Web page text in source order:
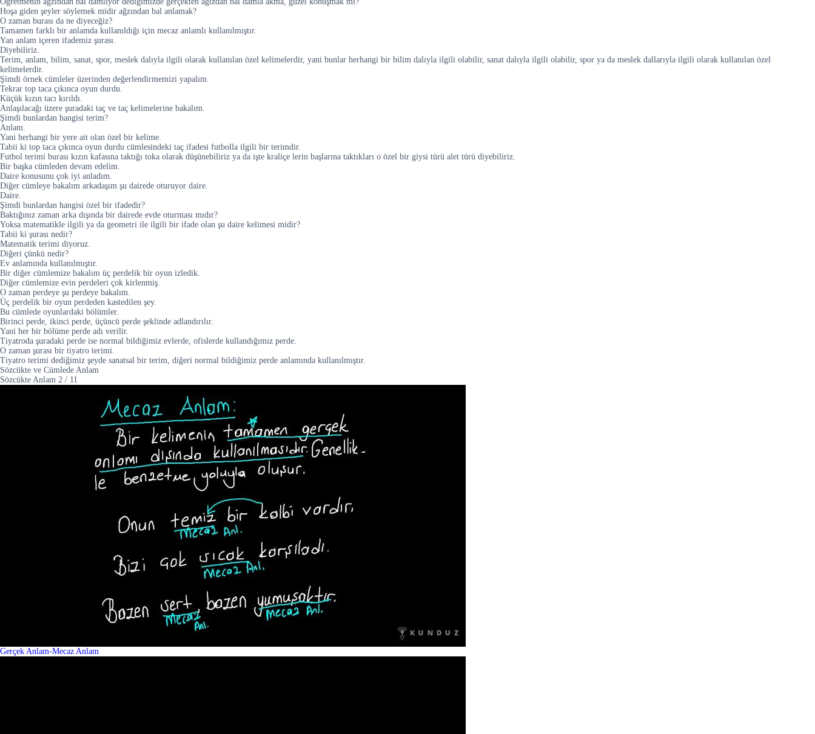
Hoşa giden şeyler söylemek midir ağzından bal anlamak?
O zaman burası da ne diyeceğiz?
Tamamen farklı bir anlamda kullanıldığı için mecaz anlamlı kullanılmıştır.
Yan anlam içeren ifademiz şurası.
Diyebiliriz.
Terim, anlam, bilim, sanat, spor, meslek dalıyla ilgili olarak kullanılan özel kelimelerdir, yani bunlar herhangi bir bilim dalıyla ilgili olabilir, sanat dalıyla ilgili olabilir, spor ya da meslek dallarıyla ilgili olarak kullanılan özel
kelimelerdir.
Şimdi örnek cümleler üzerinden değerlendirmemizi yapalım.
Tekrar top taca çıkınca oyun durdu.
Küçük kızın tacı kırıldı.
Anlaşılacağı üzere şuradaki taç ve taç kelimelerine bakalım.
Şimdi bunlardan hangisi terim?
Anlam.
Yani herhangi bir yere ait olan özel bir kelime.
Tabii ki top taca çıkınca oyun durdu cümlesindeki taç ifadesi futbolla ilgili bir terimdir.
Futbol terimi burası kızın kafasına taktığı toka olarak düşünebiliriz ya da işte kraliçe lerin başlarına taktıkları o özel bir giysi türü alet türü diyebiliriz.
Bir başka cümleden devam edelim.
Daire konusunu çok iyi anladım.
Diğer cümleye bakalım arkadaşım şu dairede oturuyor daire.
Daire.
Şimdi bunlardan hangisi özel bir ifadedir?
Baktığınız zaman arka dışında bir dairede evde oturması mıdır?
Yoksa matematikle ilgili ya da geometri ile ilgili bir ifade olan şu daire kelimesi midir?
Tabii ki şurası nedir?
Matematik terimi diyoruz.
Diğeri çünkü nedir?
Ev anlamında kullanılmıştır.
Bir diğer cümlemize bakalım üç perdelik bir oyun izledik.
Diğer cümlemize evin perdeleri çok kirlenmiş.
O zaman perdeye şu perdeye bakalım.
Üç perdelik bir oyun perdeden kastedilen şey.
Bu cümlede oyunlardaki bölümler.
Birinci perde, ikinci perde, üçüncü perde şeklinde adlandırılır.
Yani her bir bölüme perde adı verilir.
Tiyatroda şuradaki perde ise normal bildiğimiz evlerde, ofislerde kullandığımız perde.
O zaman şurası bir tiyatro terimi.
Tiyatro terimi dediğimiz şeyde sanatsal bir terim, diğeri normal bildiğimiz perde anlamında kullanılmıştır.
Sözcükte ve Cümlede Anlam
Sözcükte Anlam 2 / 11
Gerçek Anlam-Mecaz Anlam